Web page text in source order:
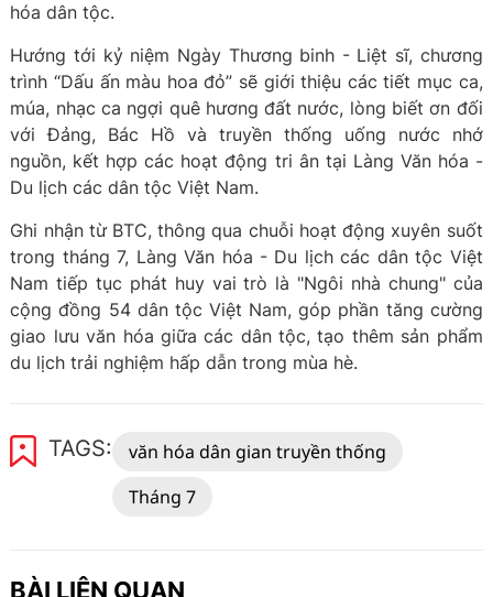
hóa dân tộc.
Hướng tới kỷ niệm Ngày Thương binh - Liệt sĩ, chương
trình “Dấu ấn màu hoa đỏ” sẽ giới thiệu các tiết mục ca,
múa, nhạc ca ngợi quê hương đất nước, lòng biết ơn đối
với Đảng, Bác Hồ và truyền thống uống nước nhớ
nguồn, kết hợp các hoạt động tri ân tại Làng Văn hóa -
Du lịch các dân tộc Việt Nam.
Ghi nhận từ BTC, thông qua chuỗi hoạt động xuyên suốt
trong tháng 7, Làng Văn hóa - Du lịch các dân tộc Việt
Nam tiếp tục phát huy vai trò là "Ngôi nhà chung" của
cộng đồng 54 dân tộc Việt Nam, góp phần tăng cường
giao lưu văn hóa giữa các dân tộc, tạo thêm sản phẩm
du lịch trải nghiệm hấp dẫn trong mùa hè.
TAGS:
văn hóa dân gian truyền thống
Tháng 7
BÀI LIÊN QUAN